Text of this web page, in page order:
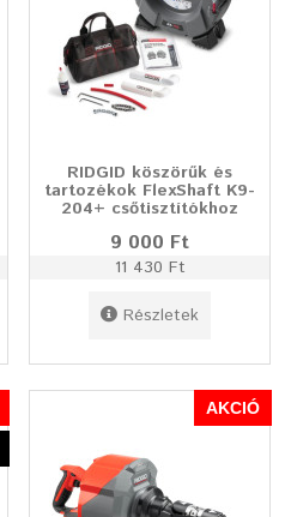
RIDGID köszörűk és
tartozékok FlexShaft K9-
204+ csőtisztítókhoz
9 000 Ft
11 430 Ft
Részletek
AKCIÓ